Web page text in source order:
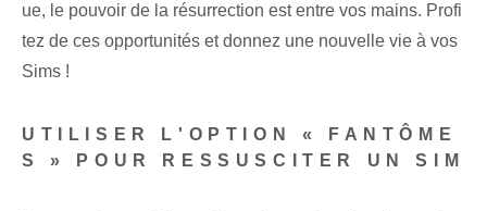
ue, le pouvoir de la résurrection est entre vos mains. Profi
tez de ces opportunités et donnez une nouvelle vie à vos
Sims !
UTILISER L'OPTION « FANTÔME
S » POUR RESSUSCITER UN SIM